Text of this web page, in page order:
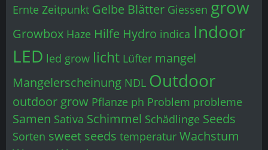
outdoor grow Pflanze ph Problem probleme
Samen Schimmel Schädlinge Seeds
sweet seeds temperatur
Wachstum
WasserWeed
PREMIUM WERBUNG